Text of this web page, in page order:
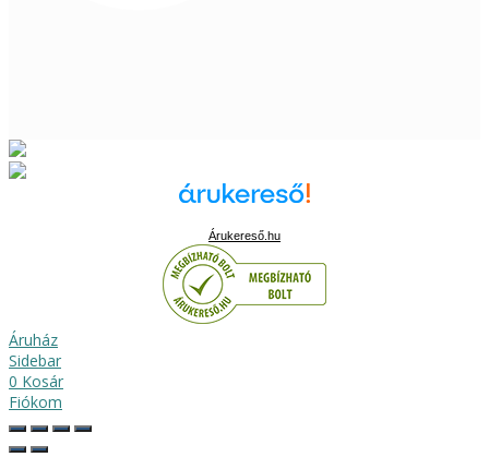
Árukereső.hu
Áruház
Sidebar
0 Kosár
Fiókom